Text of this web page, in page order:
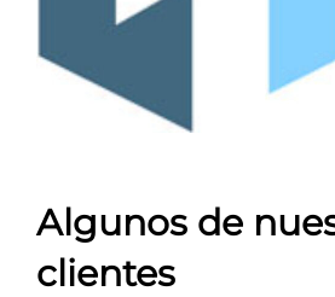
Algunos de
clientes